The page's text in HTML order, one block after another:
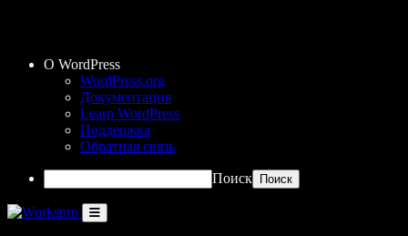
О WordPress
WordPress.org
Документация
Learn WordPress
Поддержка
Обратная связь
Поиск